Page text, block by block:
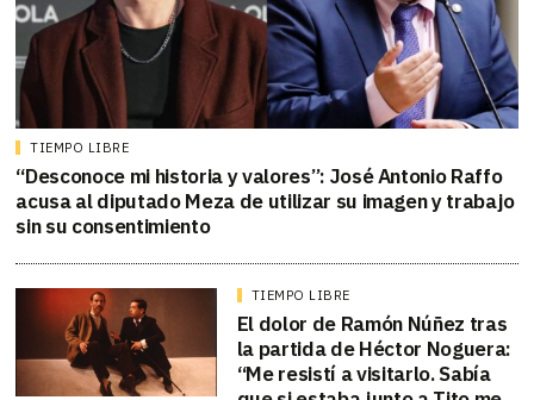
TIEMPO LIBRE
“Desconoce mi historia y valores”: José Antonio Raffo
acusa al diputado Meza de utilizar su imagen y trabajo
sin su consentimiento
TIEMPO LIBRE
El dolor de Ramón Núñez tras
la partida de Héctor Noguera:
“Me resistí a visitarlo. Sabía